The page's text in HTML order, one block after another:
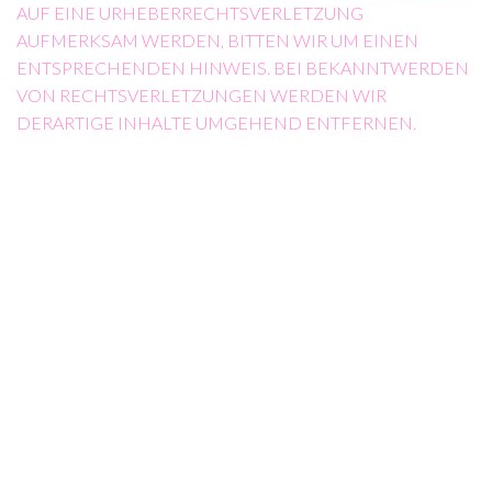
UF EINE URHEBERRECHTSVERLETZUNG A
UFMERKSAM WERDEN, BITTEN WIR UM EINEN E
NTSPRECHENDEN HINWEIS. BEI BEKANNTWERDEN V
ON RECHTSVERLETZUNGEN WERDEN WIR D
ERARTIGE INHALTE UMGEHEND ENTFERNEN.